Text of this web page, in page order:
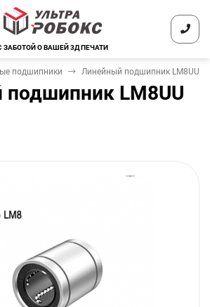
ЗАБОТОЙ О ВАШЕЙ 3Д ПЕЧАТИ
подшипники Линейный подшипник LM8UU
LM8UU